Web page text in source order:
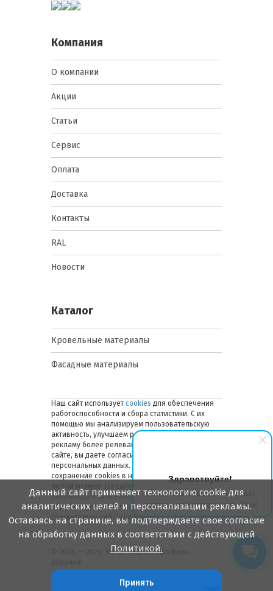
Здравствуйте!
Мы готовы ответить на Ваши
вопросы или перезвонить Вам!
Компания
О компании
Акции
Статьи
Сервис
Оплата
Доставка
Контакты
RAL
Новости
Каталог
Кровельные материалы
Фасадные материалы
Наш сайт использует cookies для обеспечения
работоспособности и сбора статистики. С их
помощью мы анализируем пользовательскую
активность, улучшаем работу сайта и делаем
рекламу более релевантной. Оставаясь на
сайте, вы даете согласие на обработку ваших
персональных данных. Вы можете отключить
сохранение cookies в настройках браузера в
любой момент. На сайте также применяются
рекомендательные технологии. Подробнее об
обработке персональных данных — в
соответствующей
Политике.
© 2006 — 2026. Металлинвест Профиль.
Данный сайт применяет технологию cookie для
аналитических целей и персонализации рекламы.
Оставаясь на странице, вы подтверждаете свое согласие
на обработку данных в соответствии с действующей
Политикой.
Принять